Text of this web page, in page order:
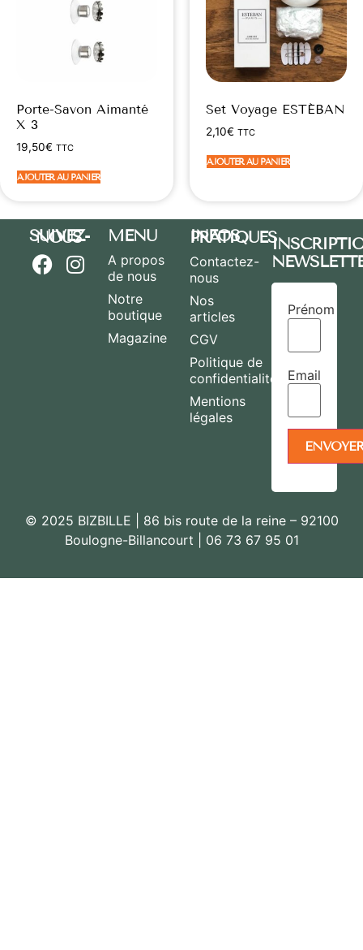
Porte-Savon Aimanté
X 3
19,50€ TTC
AJOUTER AU PANIER
Set Voyage ESTÉBAN
2,10€ TTC
AJOUTER AU PANIER
SUIVEZ-NOUS MENU
A propos
de nous
Notre
boutique
Magazine
INFOS PRATIQUES
Contactez-
nous
Nos
articles
CGV
Politique de
confidentialité
Mentions
légales
Prénom
Email
© 2025 BIZBILLE | 86 bis route de la reine – 92100
Boulogne-Billancourt | 06 73 67 95 01